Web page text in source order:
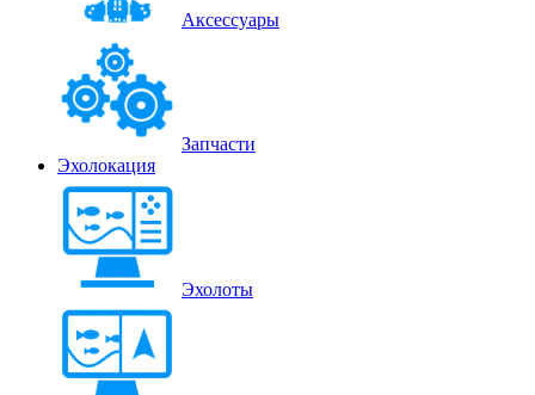
Аксессуары
Запчасти
Эхолокация
Эхолоты